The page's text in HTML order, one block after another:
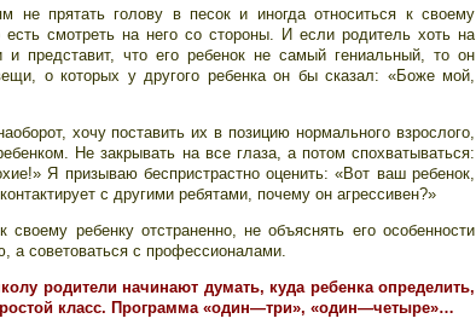
не прятать голову в песок и иногда относиться к своему
есть смотреть на него со стороны. И если родитель хоть на
и представит, что его ребенок не самый гениальный, то он
о которых у другого ребенка он бы сказал: «Боже мой,
хочу поставить их в позицию нормального взрослого,
Не закрывать на все глаза, а потом спохватываться:
Я призываю беспристрастно оценить: «Вот ваш ребенок,
с другими ребятами, почему он агрессивен?»
своему ребенку отстраненно, не объяснять его особенности
а советоваться с профессионалами.
родители начинают думать, куда ребенка определить,
класс. Программа «один—три», «один—четыре»…